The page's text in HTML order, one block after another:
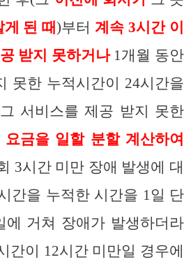
게 된 때)부터계속 3시간 이
받지 못하거나1개월 동안
못한 누적시간이 24시간을
서비스를 제공 받지 못한
금을 일할 분할 계산하여
3시간 미만 장애 발생에 대
간을 누적한 시간을 1일 단
에 거쳐 장애가 발생하더라
간이 12시간 미만일 경우에